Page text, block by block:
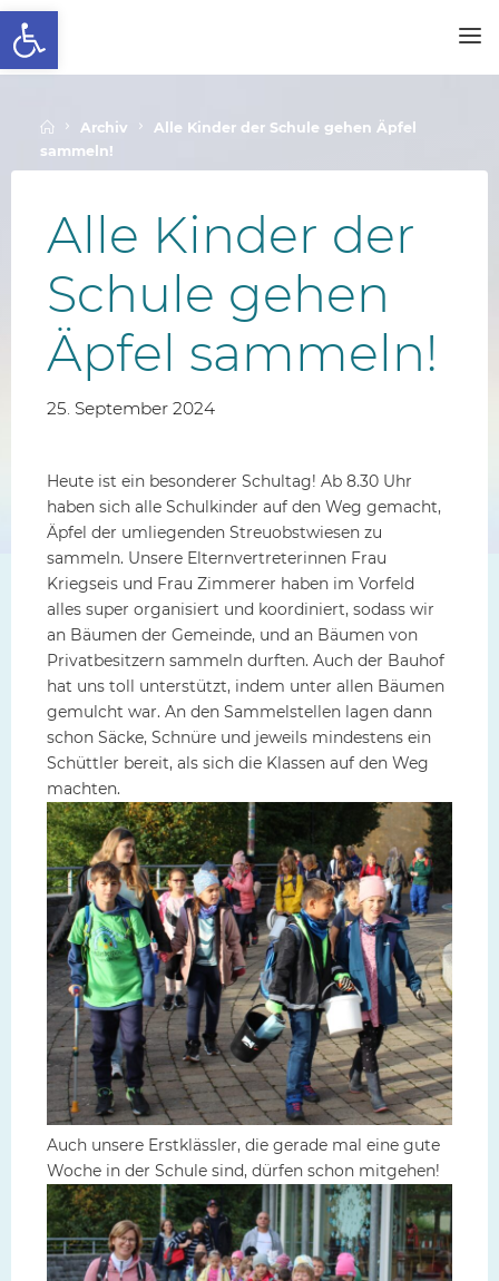
Werkzeugleiste öffnen
Skip
to
content
SCHALLENBERGSCHULE
Home
Archiv
Alle Kinder der Schule gehen Äpfel
sammeln!
Alle Kinder der
Schule gehen
Äpfel sammeln!
25. September 2024
Heute ist ein besonderer Schultag! Ab 8.30 Uhr
haben sich alle Schulkinder auf den Weg gemacht,
Äpfel der umliegenden Streuobstwiesen zu
sammeln. Unsere Elternvertreterinnen Frau
Kriegseis und Frau Zimmerer haben im Vorfeld
alles super organisiert und koordiniert, sodass wir
an Bäumen der Gemeinde, und an Bäumen von
Privatbesitzern sammeln durften. Auch der Bauhof
hat uns toll unterstützt, indem unter allen Bäumen
gemulcht war. An den Sammelstellen lagen dann
schon Säcke, Schnüre und jeweils mindestens ein
Schüttler bereit, als sich die Klassen auf den Weg
machten.
Auch unsere Erstklässler, die gerade mal eine gute
Woche in der Schule sind, dürfen schon mitgehen!